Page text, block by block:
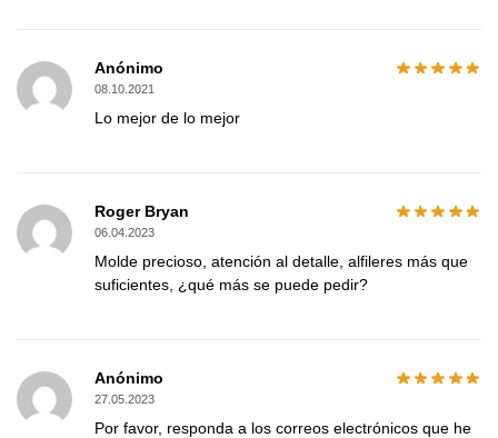
Anónimo
08.10.2021
Lo mejor de lo mejor
Roger Bryan
06.04.2023
Molde precioso, atención al detalle, alfileres más que
suficientes, ¿qué más se puede pedir?
Anónimo
27.05.2023
Por favor, responda a los correos electrónicos que he